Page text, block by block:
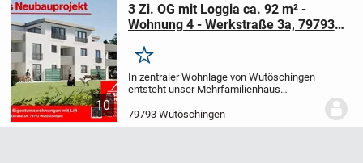
10
3 Zi. OG mit Loggia ca. 92 m² -
Wohnung 4 - Werkstraße 3a, 79793
Merken
In zentraler Wohnlage von Wutöschingen
entsteht unser Mehrfamilienhaus
massiver Kalksandsteinbauweise
errichtet, wird das Haus dem Ruhe- und
79793 Wutöschingen